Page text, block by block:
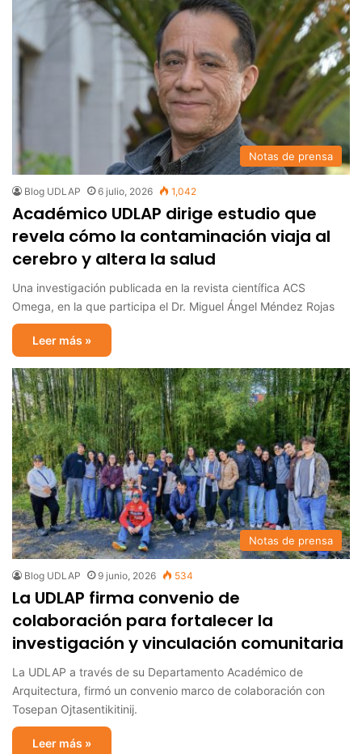
Notas de prensa
Blog UDLAP 6 julio, 2026 1,042
Académico UDLAP dirige estudio que
revela cómo la contaminación viaja al
cerebro y altera la salud
Una investigación publicada en la revista científica ACS
Omega, en la que participa el Dr. Miguel Ángel Méndez Rojas
Leer más »
Notas de prensa
Blog UDLAP 9 junio, 2026 534
La UDLAP firma convenio de
colaboración para fortalecer la
investigación y vinculación comunitaria
La UDLAP a través de su Departamento Académico de
Arquitectura, firmó un convenio marco de colaboración con
Tosepan Ojtasentikitinij.
Leer más »